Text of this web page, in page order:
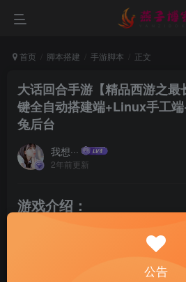
首页 脚本搭建 手游脚本 正文
大话回合手游【精品西游之
键全自动搭建端+Linux手工
兔后台
我想···
2年前更新
游戏介绍：
公告